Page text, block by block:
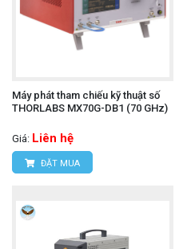
Máy phát tham chiếu kỹ thuật số
THORLABS MX70G-DB1 (70 GHz)
Giá: Liên hệ
ĐẶT MUA